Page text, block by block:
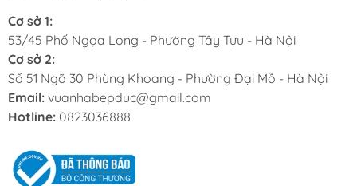
Cơ sở 1:
53/45 Phố Ngọa Long - Phường Tây Tựu - Hà Nội
Cơ sở 2:
Số 51 Ngõ 30 Phùng Khoang - Phường Đại Mỗ - Hà Nội
Email: vuanhabepduc@gmail.com
Hotline: 0823036888